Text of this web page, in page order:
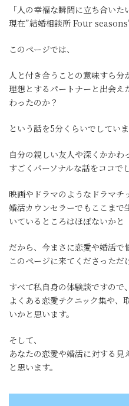
「人の幸福な瞬間に立ち合いた
現在”結婚相談所 Four
このページでは、
人と付き合うことの意味すら分
理想とするパートナーと出会え
わったのか？
という話を5分くらいでしていま
自分の親しい友人や深くかか
すごくパーソナルな話をココで
映画やドラマのようなドラマチ
婚活カウンセラーでもここまで
いているところはほぼないかと
だから、今まさに恋愛や婚活で
このページに来てくださっただ
すべて私自身の体験談ですので、
よくある恋愛テクニック集や
いかと思います。
そして、
あなたの恋愛や婚活に対する
と思います。